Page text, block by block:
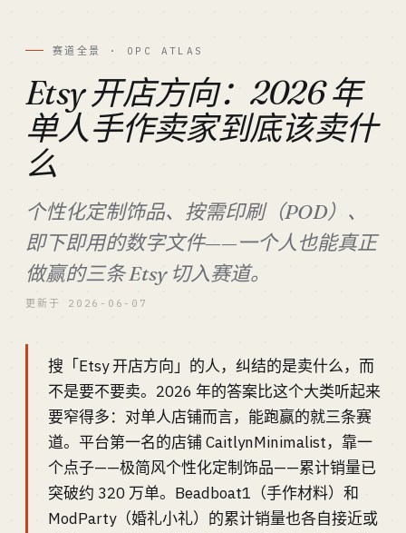
赛道全景 · OPC ATLAS
Etsy 开店方向：2026 年
单人手作卖家到底该卖什
么
个性化定制饰品、按需印刷（POD）、
即下即用的数字文件——一个人也能真正
做赢的三条 Etsy 切入赛道。
更新于 2026-06-07
搜「Etsy 开店方向」的人，纠结的是卖什么，而
不是要不要卖。2026 年的答案比这个大类听起来
要窄得多：对单人店铺而言，能跑赢的就三条赛
道。平台第一名的店铺 CaitlynMinimalist，靠一
个点子——极简风个性化定制饰品——累计销量已
突破约 320 万单。Beadboat1（手作材料）和
ModParty（婚礼小礼）的累计销量也各自接近或